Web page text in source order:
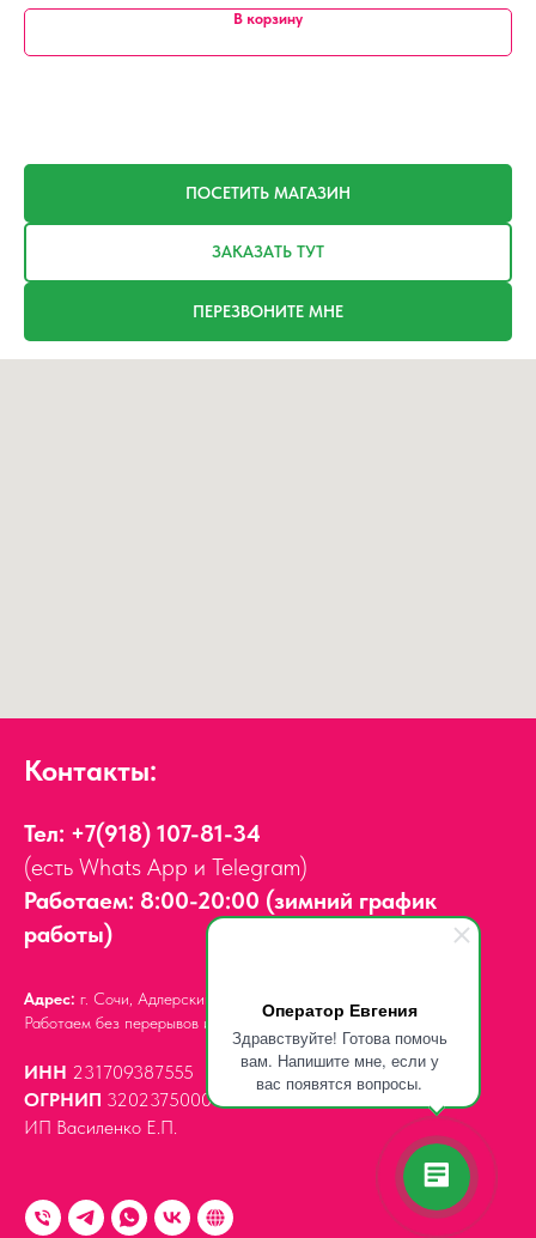
Оператор Евгения
Здравствуйте! Готова помочь
вам. Напишите мне, если у
вас появятся вопросы.
В корзину
ПОСЕТИТЬ МАГАЗИН
ЗАКАЗАТЬ ТУТ
ПЕРЕЗВОНИТЕ МНЕ
Контакты:
Тел: +7(918) 107-81-34
(есть Whats App и Telegram)
Работаем: 8:00-20:00 (зимний график
работы)
Адрес: г. Сочи, Адлерский район,
Работаем без перерывов и выходных.
ИНН 231709387555
ОГРНИП 320237500061539
ИП Василенко Е.П.